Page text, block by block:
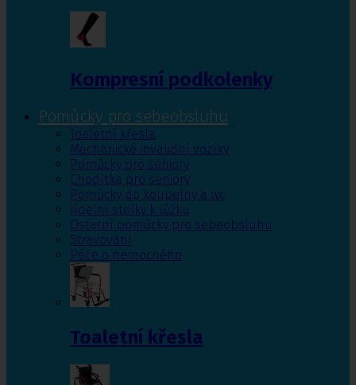
Kompresní podkolenky
Pomůcky pro sebeobsluhu
Toaletní křesla
Mechanické invalidní vozíky
Pomůcky pro seniory
Chodítka pro seniory
Pomůcky do koupelny a wc
Jídelní stolky k lůžku
Ostatní pomůcky pro sebeobsluhu
Stravování
Péče o nemocného
Toaletní křesla